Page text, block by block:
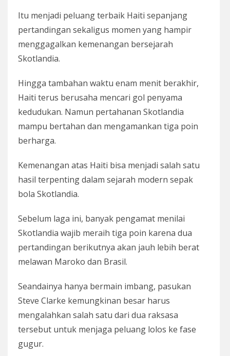
Itu menjadi peluang terbaik Haiti sepanjang
pertandingan sekaligus momen yang hampir
menggagalkan kemenangan bersejarah
Skotlandia.
Hingga tambahan waktu enam menit berakhir,
Haiti terus berusaha mencari gol penyama
kedudukan. Namun pertahanan Skotlandia
mampu bertahan dan mengamankan tiga poin
berharga.
Kemenangan atas Haiti bisa menjadi salah satu
hasil terpenting dalam sejarah modern sepak
bola Skotlandia.
Sebelum laga ini, banyak pengamat menilai
Skotlandia wajib meraih tiga poin karena dua
pertandingan berikutnya akan jauh lebih berat
melawan Maroko dan Brasil.
Seandainya hanya bermain imbang, pasukan
Steve Clarke kemungkinan besar harus
mengalahkan salah satu dari dua raksasa
tersebut untuk menjaga peluang lolos ke fase
gugur.